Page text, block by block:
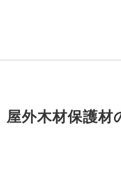
外木材保護